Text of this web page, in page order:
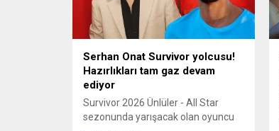
Serhan Onat Survivor yolcusu!
Hazırlıkları tam gaz devam
ediyor
Survivor 2026 Ünlüler - All Star
sezonunda yarışacak olan oyuncu